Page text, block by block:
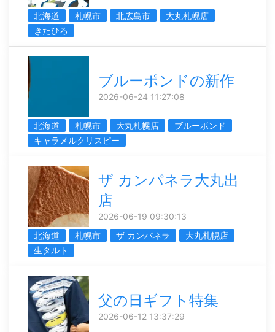
北海道 札幌市 北広島市
大丸札幌店
きたひろ
ブルーポンドの新作
2026-06-24 11:27:08
北海道 札幌市 大丸札幌店
ブルーボンド
キャラメルクリスピー
ザ カンパネラ大丸出
店
2026-06-19 09:30:13
北海道
札幌市 ザ カンパネラ
大丸札幌店
生タルト
父の日ギフト特集
2026-06-12 13:37:29